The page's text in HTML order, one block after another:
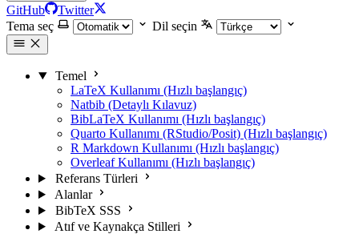
GitHub
Twitter
Tema seç
Dil seçin
Temel
LaTeX Kullanımı (Hızlı başlangıç)
Natbib (Detaylı Kılavuz)
BibLaTeX Kullanımı (Hızlı başlangıç)
Quarto Kullanımı (RStudio/Posit) (Hızlı başlangıç)
R Markdown Kullanımı (Hızlı başlangıç)
Overleaf Kullanımı (Hızlı başlangıç)
Referans Türleri
Alanlar
BibTeX SSS
Atıf ve Kaynakça Stilleri